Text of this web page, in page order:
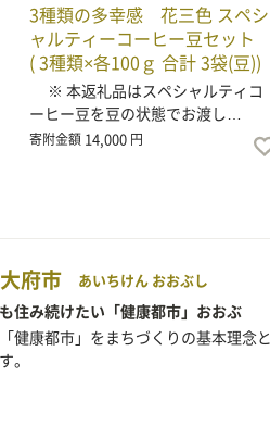
3種類の多幸感 花三色 スペシ
ャルティーコーヒー豆セット
( 3種類×各100ｇ 合計 3袋(豆))
※ 本返礼品はスペシャルティコ
ーヒー豆を豆の状態でお渡し…
寄附金額 14,000 円
府市 あいちけん おおぶし
住み続けたい「健康都市」おおぶ
健康都市」をまちづくりの基本理念
。